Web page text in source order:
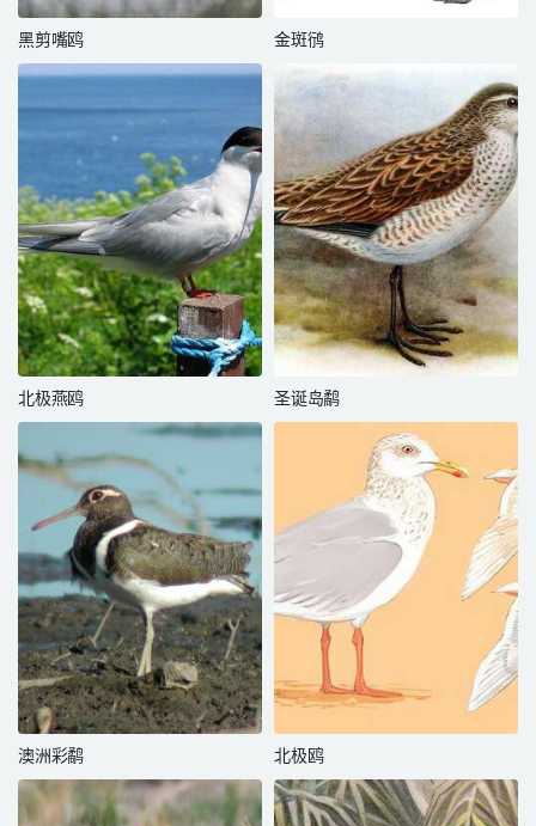
黑剪嘴鸥 金斑鸻
北极燕鸥 圣诞岛鹬
澳洲彩鹬 北极鸥